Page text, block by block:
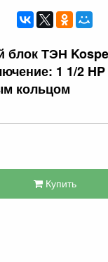
блок ТЭН
1 1/2 HP
кольцом
Купить